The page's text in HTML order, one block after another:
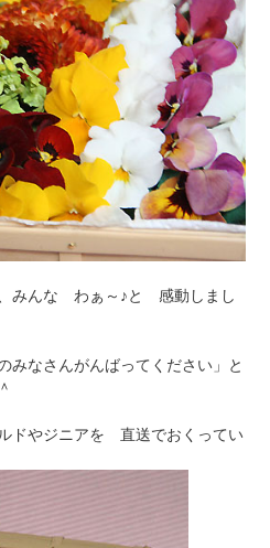
みんな わぁ～♪と 感動しまし
みなさんがんばってください」と
ドやジニアを 直送でおくってい